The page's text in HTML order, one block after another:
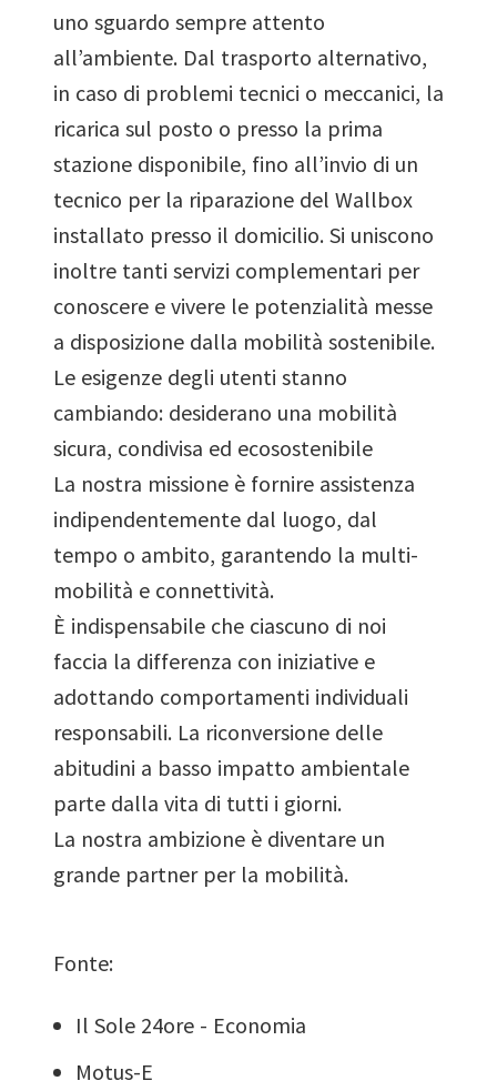
uno sguardo sempre attento
all’ambiente. Dal trasporto alternativo,
in caso di problemi tecnici o meccanici, la
ricarica sul posto o presso la prima
stazione disponibile, fino all’invio di un
tecnico per la riparazione del Wallbox
installato presso il domicilio. Si uniscono
inoltre tanti servizi complementari per
conoscere e vivere le potenzialità messe
a disposizione dalla mobilità sostenibile.
Le esigenze degli utenti stanno
cambiando: desiderano una mobilità
sicura, condivisa ed ecosostenibile
La nostra missione è fornire assistenza
indipendentemente dal luogo, dal
tempo o ambito, garantendo la multi-
mobilità e connettività.
È indispensabile che ciascuno di noi
faccia la differenza con iniziative e
adottando comportamenti individuali
responsabili. La riconversione delle
abitudini a basso impatto ambientale
parte dalla vita di tutti i giorni.
La nostra ambizione è diventare un
grande partner per la mobilità.
Fonte:
Il Sole 24ore - Economia
Motus-E